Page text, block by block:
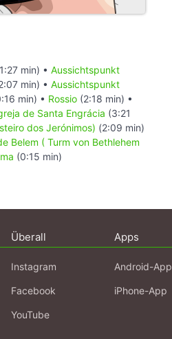
min) • Aussichtspunkt
min) • Aussichtspunkt
min) • Rossio (2:18 min) •
de Santa Engrácia (3:21
dos Jerónimos) (2:09 min)
Belem ( Turm von Bethlehem
(0:15 min)
Überall
Instagram
Facebook
YouTube
Apps
Android-App
iPhone-App